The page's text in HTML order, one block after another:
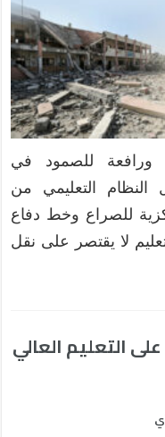
ورافعة للصمود في
النظام التعليمي من
للصراع وخط دفاع
لا يقتصر على نقل
التعليم العالي